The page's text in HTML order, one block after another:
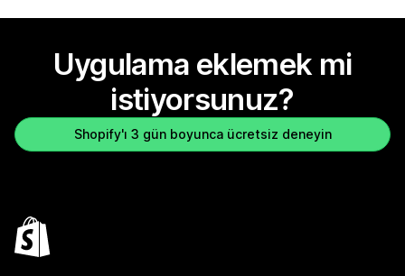
Uygulama eklemek mi
istiyorsunuz?
Shopify'ı 3 gün boyunca ücretsiz deneyin